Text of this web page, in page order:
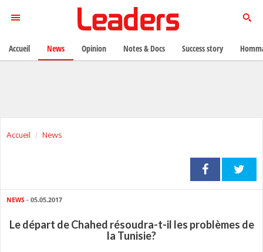
Accueil News
NEWS - 05.05.2017
Le départ de Chahed résoudra-t-il les problèmes de
la Tunisie?
Accueil News Opinion Notes & Docs Success story